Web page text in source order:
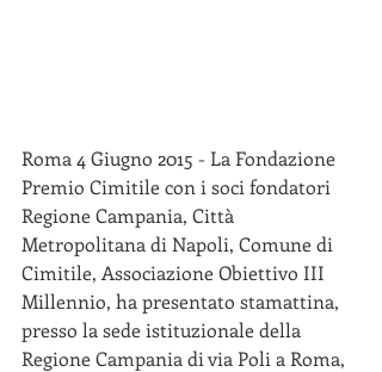
Roma 4 Giugno 2015 - La Fondazione
Premio Cimitile con i soci fondatori
Regione Campania, Città
Metropolitana di Napoli, Comune di
Cimitile, Associazione Obiettivo III
Millennio, ha presentato stamattina,
presso la sede istituzionale della
Regione Campania di via Poli a Roma,